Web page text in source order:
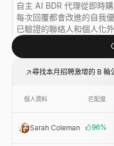
自主 AI BDR 代理從即時
每次回覆都會改進的自我
已驗證的聯絡人和個人化
尋找本月招聘激增的 B 輪
個人資料 匹配度
Sarah Coleman 96%